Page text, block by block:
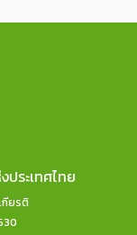
ระเทศไทย
กียรติ